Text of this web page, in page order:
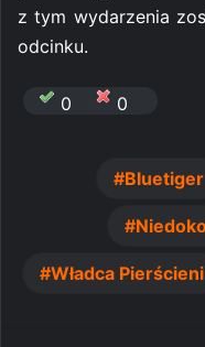
z tym wydarzenia
odcinku.
0 0
Bluetiger
Władca Pierścieni